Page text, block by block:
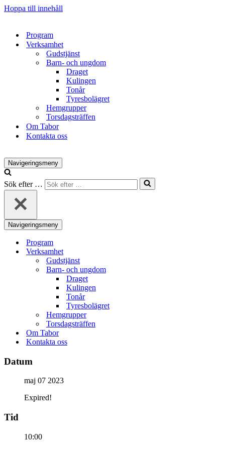
Hoppa till innehåll
Program
Verksamhet
Gudstjänst
Barn- och ungdom
Draget
Kulingen
Tonår
Tyresbolägret
Hemgrupper
Torsdagsträffen
Om Tabor
Kontakta oss
Navigeringsmeny
Sök efter …
Navigeringsmeny
Program
Verksamhet
Gudstjänst
Barn- och ungdom
Draget
Kulingen
Tonår
Tyresbolägret
Hemgrupper
Torsdagsträffen
Om Tabor
Kontakta oss
Datum
maj 07 2023
Expired!
Tid
10:00